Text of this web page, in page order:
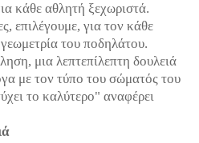
κάθε αθλητή ξεχωριστά.
επιλέγουμε, για τον κάθε
του ποδηλάτου.
μια λεπτεπίλεπτη δουλειά
με τον τύπο του σώματός του
το καλύτερο" αναφέρει